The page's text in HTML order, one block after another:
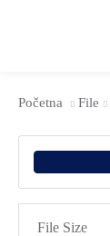
Početna File
File Size